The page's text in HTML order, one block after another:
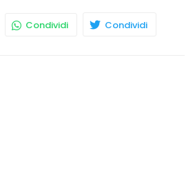
Condividi Condividi